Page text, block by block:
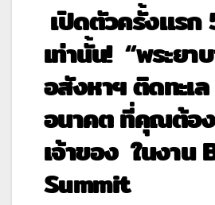
เปิดตัวครั้งแร
เท่านั้น! “พระยา
อสังหาฯ ติดทะเ
อนาคต ที่คุณต้อ
เจ้าของ ในงาน
Summit